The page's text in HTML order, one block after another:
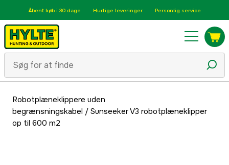
Åbent køb i 30 dage Hurtige leveringer Personlig service
Robotplæneklippere uden
begrænsningskabel / Sunseeker V3 robotplæneklipper
op til 600 m2